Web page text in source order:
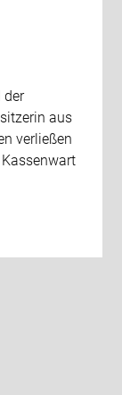
der
aus
verließen